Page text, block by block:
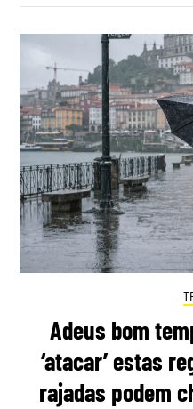
Adeus bom
‘atacar’ estas
rajadas podem